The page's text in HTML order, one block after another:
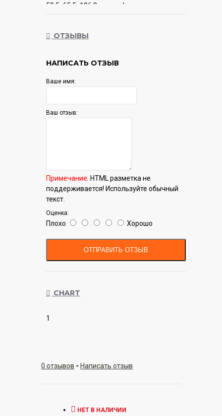
59.5x65.5x186.8 см, графит
ОТЗЫВЫ
НАПИСАТЬ ОТЗЫВ
Ваше имя:
Ваш отзыв:
Примечание: HTML разметка не
поддерживается! Используйте обычный
текст.
Оценка:
Плохо Хорошо
ОТПРАВИТЬ ОТЗЫВ
CHART
1
0 отзывов - Написать отзыв
НЕТ В НАЛИЧИИ